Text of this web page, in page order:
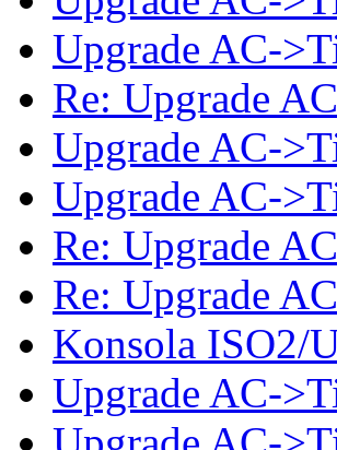
Upgrade AC-
Re: Upgrade
Upgrade AC-
Upgrade AC-
Re: Upgrade
Re: Upgrade
Konsola ISO2/
Upgrade AC-